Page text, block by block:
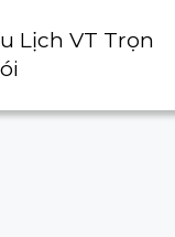
Lịch VT Trọn